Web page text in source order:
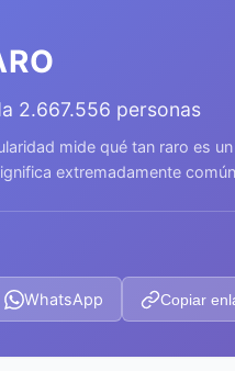
2.667.556 personas
mide qué tan raro es
extremadamente
WhatsApp Copiar